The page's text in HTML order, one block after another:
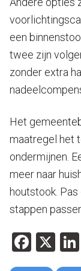
een
twee zijn
zonder extra
Het
maatregel het
ondermijnen.
meer naar
houtstook.
stappen
X